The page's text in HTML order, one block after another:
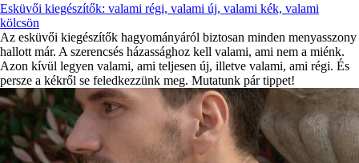
Esküvői kiegészítők: valami régi, valami új, valami kék, valami
kölcsön
Az esküvői kiegészítők hagyományáról biztosan minden menyasszony
hallott már. A szerencsés házassághoz kell valami, ami nem a miénk.
Azon kívül legyen valami, ami teljesen új, illetve valami, ami régi. És
persze a kékről se feledkezzünk meg. Mutatunk pár tippet!